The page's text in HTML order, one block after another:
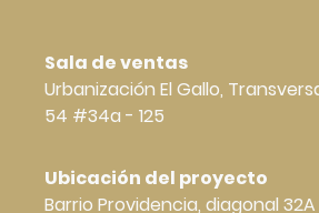
Sala de ventas
Urbanización El Gallo,
54 #34a - 125
Ubicación del proyecto
Barrio Providencia, diagonal